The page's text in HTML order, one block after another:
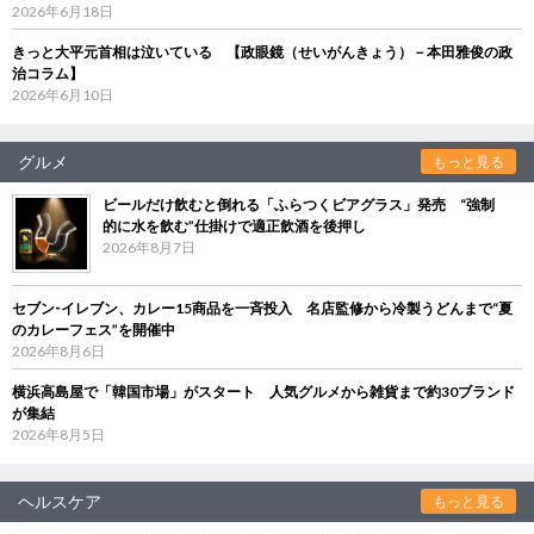
2026年6月18日
きっと大平元首相は泣いている 【政眼鏡（せいがんきょう）－本田雅俊の政
治コラム】
2026年6月10日
グルメ もっと見る
ビールだけ飲むと倒れる「ふらつくビアグラス」発売 “強制
的に水を飲む”仕掛けで適正飲酒を後押し
2026年8月7日
セブン‐イレブン、カレー15商品を一斉投入 名店監修から冷製うどんまで“夏
のカレーフェス”を開催中
2026年8月6日
横浜高島屋で「韓国市場」がスタート 人気グルメから雑貨まで約30ブランド
が集結
2026年8月5日
ヘルスケア もっと見る